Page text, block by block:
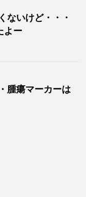
ないけど・・・
よー
腫瘍マーカーは